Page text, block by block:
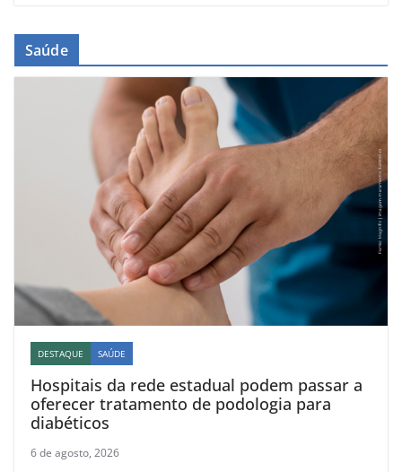
Saúde
DESTAQUE SAÚDE
Hospitais da rede estadual podem passar a
oferecer tratamento de podologia para
diabéticos
6 de agosto, 2026